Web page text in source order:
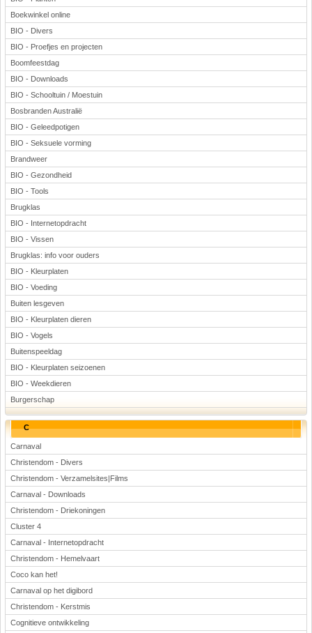
Boekwinkel online
BIO - Divers
BIO - Proefjes en projecten
Boomfeestdag
BIO - Downloads
BIO - Schooltuin / Moestuin
Bosbranden Australië
BIO - Geleedpotigen
BIO - Seksuele vorming
Brandweer
BIO - Gezondheid
BIO - Tools
Brugklas
BIO - Internetopdracht
BIO - Vissen
Brugklas: info voor ouders
BIO - Kleurplaten
BIO - Voeding
Buiten lesgeven
BIO - Kleurplaten dieren
BIO - Vogels
Buitenspeeldag
BIO - Kleurplaten seizoenen
BIO - Weekdieren
Burgerschap
C
Carnaval
Christendom - Divers
Christendom - Verzamelsites|Films
Carnaval - Downloads
Christendom - Driekoningen
Cluster 4
Carnaval - Internetopdracht
Christendom - Hemelvaart
Coco kan het!
Carnaval op het digibord
Christendom - Kerstmis
Cognitieve ontwikkeling